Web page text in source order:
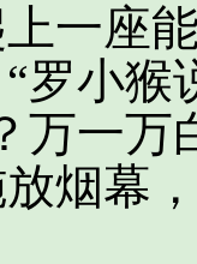
座能
罗小猴
万一
烟幕